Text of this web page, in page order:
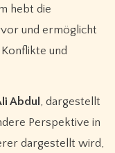
hebt die
und ermöglicht
und
Abdul , dargestellt
Perspektive in
dargestellt wird,